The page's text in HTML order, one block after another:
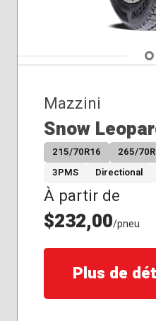
Mazzini
Snow
215/70R16 265/
3PMS
Directional
À partir de
$232,00/pneu
Plus de